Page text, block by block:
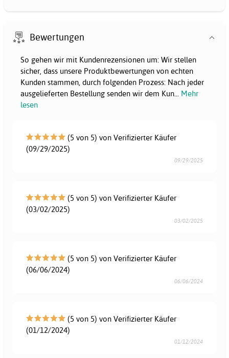
Bewertungen
So gehen wir mit Kundenrezensionen um: Wir stellen
sicher, dass unsere Produktbewertungen von echten
Kunden stammen, durch folgenden Prozess: Nach jeder
ausgelieferten Bestellung senden wir dem Kun... Mehr
lesen
(5 von 5) von Verifizierter Käufer
(09/29/2025)
09/29/2025
(5 von 5) von Verifizierter Käufer
(03/02/2025)
03/02/2025
(5 von 5) von Verifizierter Käufer
(06/06/2024)
06/06/2024
(5 von 5) von Verifizierter Käufer
(01/12/2024)
01/12/2024